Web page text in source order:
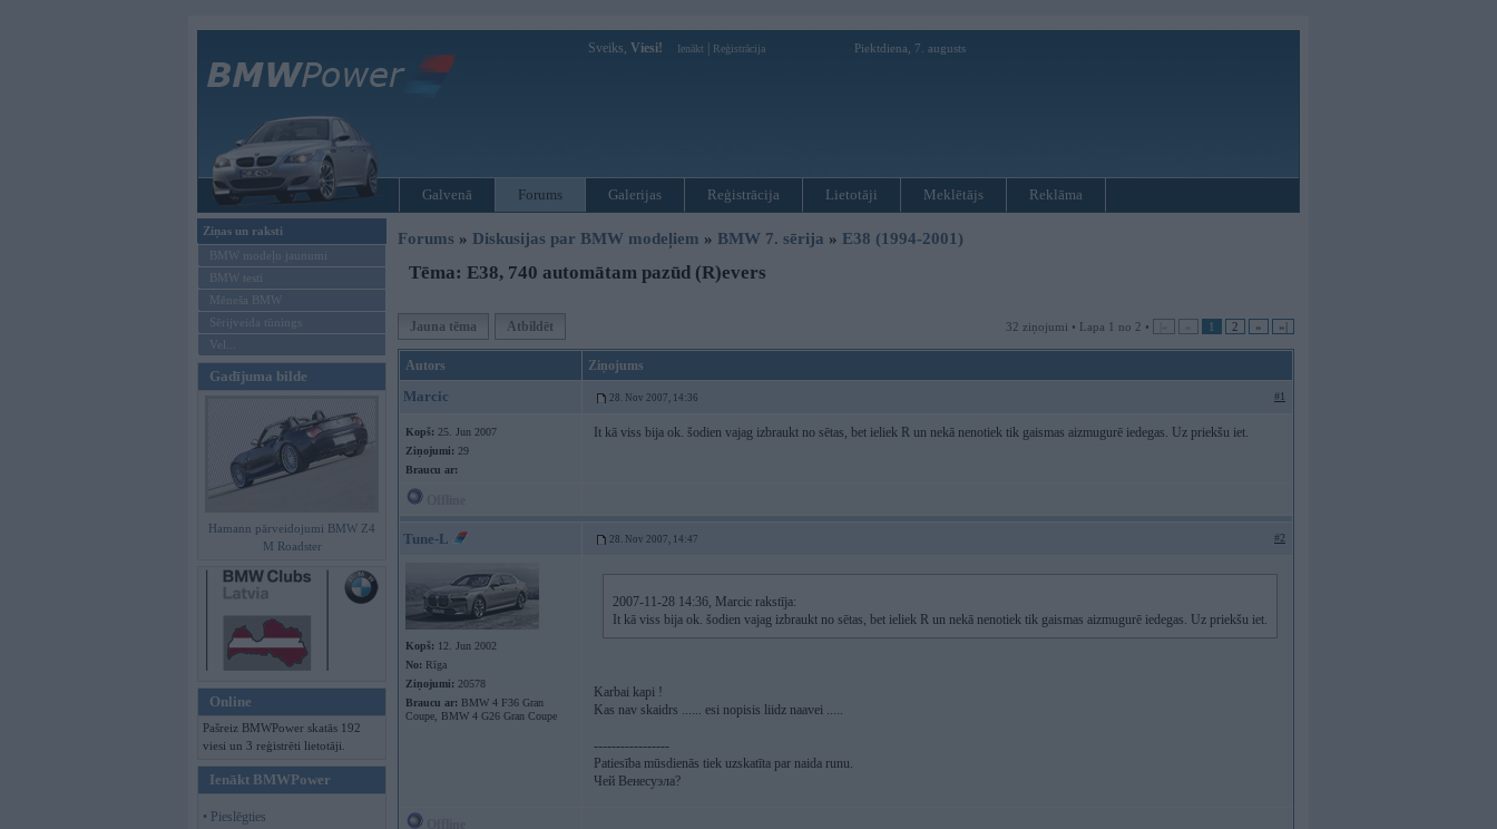
Sveiks, Viesi! Ienākt Reģistrācija Piektdiena, 7. augusts
Galvenā Forums Galerijas Reģistrācija Lietotāji Meklētājs Reklāma
Ziņas un raksti
BMW modeļu jaunumi
BMW testi
Mēneša BMW
Sērijveida tūnings
Vel...
Gadījuma bilde
Hamann pārveidojumi BMW Z4
M Roadster
Online
Pašreiz BMWPower skatās 192
viesi un 3 reģistrēti lietotāji.
Ienākt BMWPower
• Pieslēgties
Forums » Diskusijas par BMW modeļiem » BMW 7. sērija » E38 (1994-2001)
Tēma: E38, 740 automātam pazūd (R)evers
Jauna tēma Atbildēt 32 ziņojumi • Lapa 1 no 2 • |« « 1 2 » »|
Autors Ziņojums
Marcic 28. Nov 2007, 14:36 #1
Kopš: 25. Jun 2007
Ziņojumi: 29
Braucu ar:
It kā viss bija ok. šodien vajag izbraukt no sētas, bet ieliek R un nekā nenotiek tik gaismas aizmugurē iedegas. Uz priekšu iet.
Tune-L 28. Nov 2007, 14:47 #2
Kopš: 12. Jun 2002
No: Rīga
Ziņojumi: 20578
Braucu ar: BMW 4 F36 Gran
Coupe, BMW 4 G26 Gran Coupe
2007-11-28 14:36, Marcic rakstīja:
It kā viss bija ok. šodien vajag izbraukt no sētas, bet ieliek R un nekā nenotiek tik gaismas aizmugurē iedegas. Uz priekšu iet.
Karbai kapi !
Kas nav skaidrs ...... esi nopisis liidz naavei .....
-----------------
Patiesība mūsdienās tiek uzskatīta par naida runu.
Чей Венесуэла?